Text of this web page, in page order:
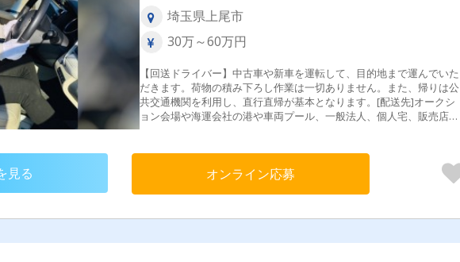
埼玉県上尾市
30万～60万円
【回送ドライバー】中古車や新車を運転して、目的地まで運んでいた
だきます。荷物の積み下ろし作業は一切ありません。また、帰りは公
共交通機関を利用し、直行直帰が基本となります。[配送先]オークシ
ョン会場や海運会社の港や車両プール、一般法人、個人宅、販売店な
ど[仕事の流れ]公共交通機関を使い引取先へお伺い→車輛点検→安全
のみ）＜東京都＞23区内、八王子市、町田市、羽村市＜埼玉県＞上尾
市、さいたま市、川口市、春日部市、川越市、戸田市、三郷市、熊谷
市、深谷市、鴻巣市、日高市、所沢市、狭山市、入間市＜神奈川県＞
葉市、野田市、柏市、白井市、船橋市、市川市、印西市、佐倉市、四
土浦市、水戸市、ひたちなか市、日立市、鹿嶋市、神栖市＜群馬県＞
見る オンライン応募